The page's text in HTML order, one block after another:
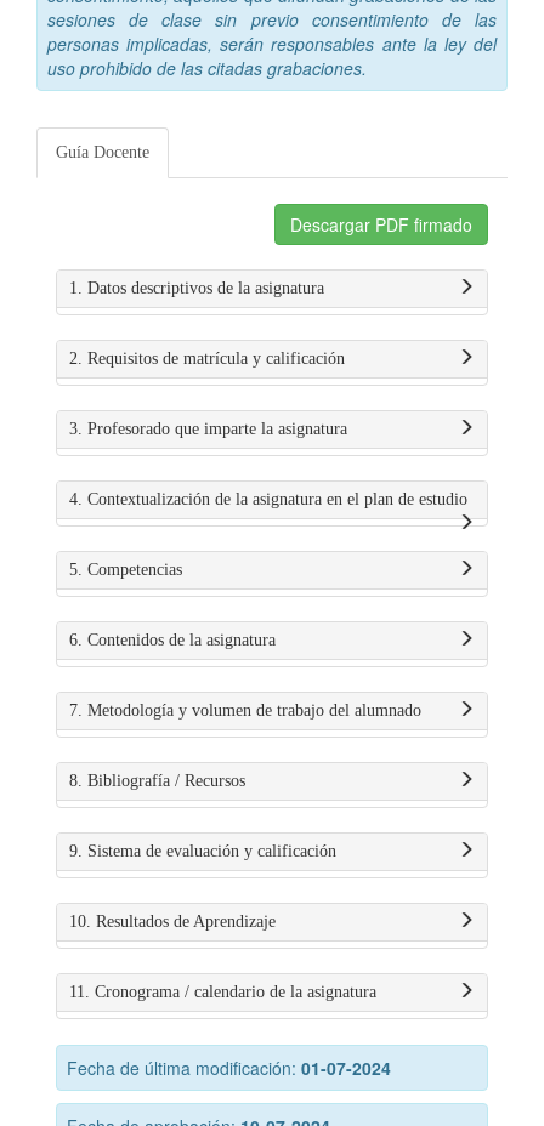
sesiones de clase sin previo consentimiento de las
personas implicadas, serán responsables ante la ley del
uso prohibido de las citadas grabaciones.
Guía Docente
Descargar PDF firmado
1. Datos descriptivos de la asignatura
2. Requisitos de matrícula y calificación
3. Profesorado que imparte la asignatura
4. Contextualización de la asignatura en el plan de estudio
5. Competencias
6. Contenidos de la asignatura
7. Metodología y volumen de trabajo del alumnado
8. Bibliografía / Recursos
9. Sistema de evaluación y calificación
10. Resultados de Aprendizaje
11. Cronograma / calendario de la asignatura
Fecha de última modificación: 01-07-2024